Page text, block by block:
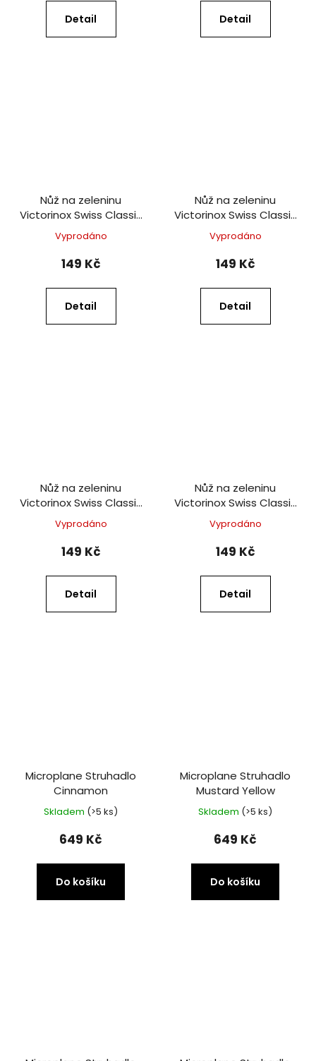
Detail Detail
Nůž na zeleninu
Victorinox Swiss Classic
8 cm modrý
Vyprodáno
149 Kč
Detail
Nůž na zeleninu
Victorinox Swiss Classic
8 cm zelený
Vyprodáno
149 Kč
Detail
Nůž na zeleninu
Victorinox Swiss Classic
8 cm červený
Vyprodáno
149 Kč
Detail
Nůž na zeleninu
Victorinox Swiss Classic
8 cm černý
Vyprodáno
149 Kč
Detail
Microplane Struhadlo
Cinnamon
Skladem (>5 ks)
649 Kč
Do košíku
Microplane Struhadlo
Mustard Yellow
Skladem (>5 ks)
649 Kč
Do košíku